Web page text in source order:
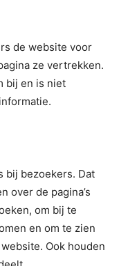
de website voor
ze vertrekken.
bij en is niet
bij bezoekers. Dat
over de pagina’s
om bij te
en om te zien
Ook houden